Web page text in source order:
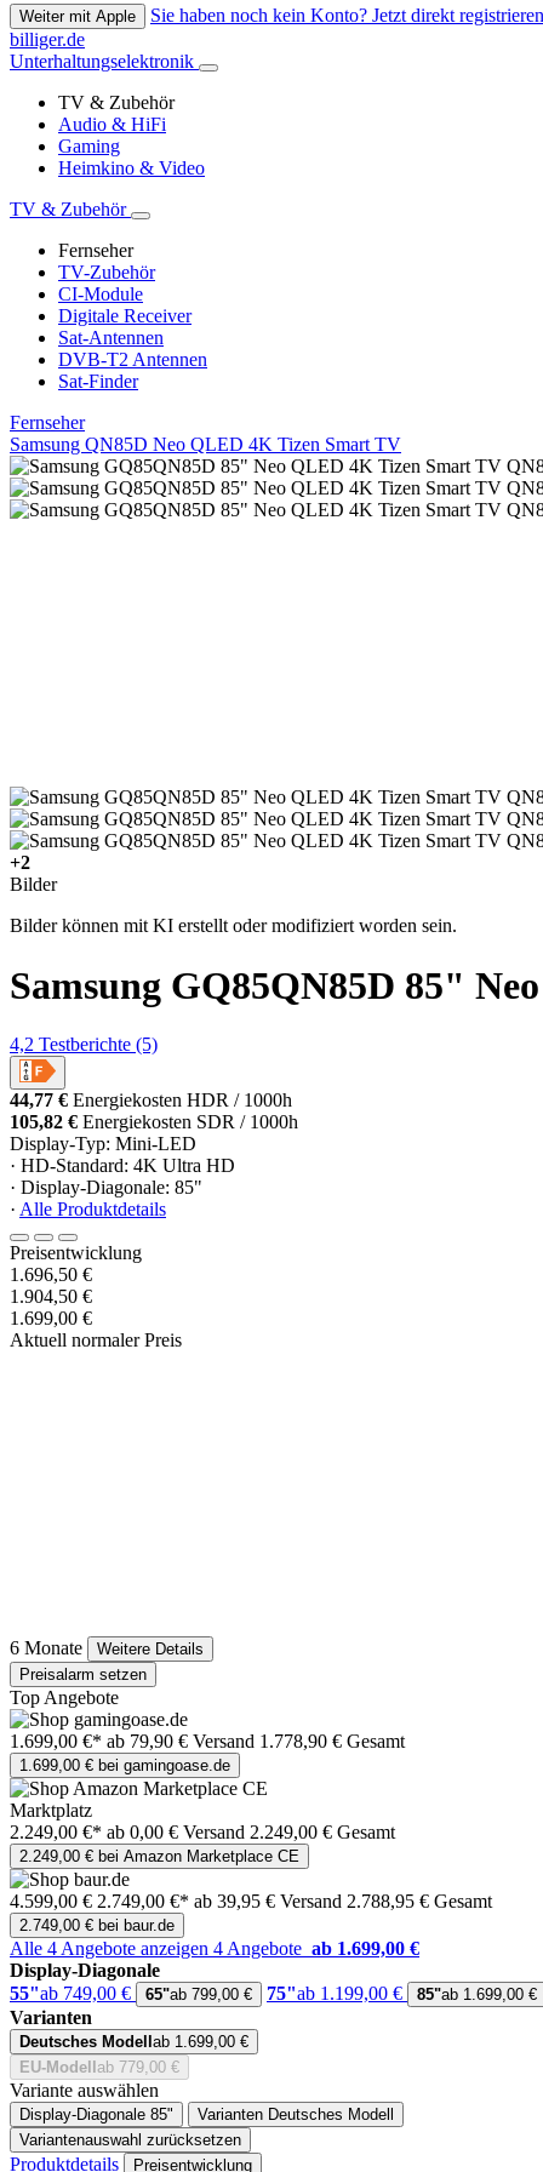
Weiter mit Apple
Sie haben noch kein Konto? Jetzt direkt
billiger.de
Unterhaltungselektronik
TV & Zubehör
Audio & HiFi
Gaming
Heimkino & Video
TV & Zubehör
Fernseher
TV-Zubehör
CI-Module
Digitale Receiver
Sat-Antennen
DVB-T2 Antennen
Sat-Finder
Fernseher
Samsung QN85D Neo QLED 4K Tizen Smart TV
+2
Bilder
Bilder können mit KI erstellt oder modifiziert worden sein.
Samsung GQ85QN85D 85"
4,2 Testberichte (5)
44,77 € Energiekosten HDR / 1000h
105,82 € Energiekosten SDR / 1000h
Display-Typ: Mini-LED
· HD-Standard: 4K Ultra HD
· Display-Diagonale: 85"
· Alle Produktdetails
Preisentwicklung
1.696,50 €
1.904,50 €
1.699,00 €
Aktuell normaler Preis
6 Monate
Weitere Details
Preisalarm setzen
Top Angebote
1.699,00 €* ab 79,90 € Versand 1.778,90 € Gesamt
1.699,00 € bei gamingoase.de
Marktplatz
2.249,00 €* ab 0,00 € Versand 2.249,00 € Gesamt
2.249,00 € bei Amazon Marketplace CE
4.599,00 € 2.749,00 €* ab 39,95 € Versand 2.788,95 € Gesamt
2.749,00 € bei baur.de
Alle 4 Angebote anzeigen 4 Angebote ab 1.699,00 €
Display-Diagonale
55"ab 749,00 € 65"ab 799,00 € 75"ab 1.199,00 € 85"ab 1.699,00 €
Varianten
Deutsches Modell ab 1.699,00 €
EU-Modell ab 779,00 €
Variante auswählen
Display-Diagonale 85" Varianten Deutsches Modell
Variantenauswahl zurücksetzen
Produktdetails Preisentwicklung